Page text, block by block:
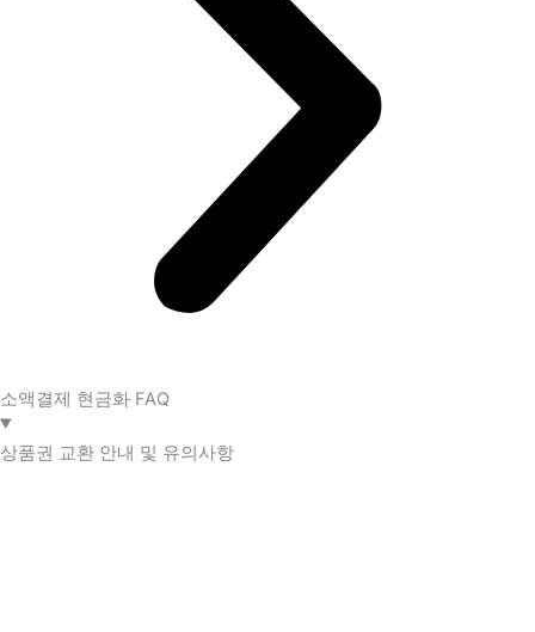
소액결제 현금화 FAQ​
상품권 교환 안내 및 유의사항